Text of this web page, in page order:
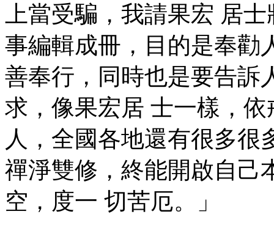
上當受騙，我請果宏 居
事編輯成冊，目的是奉勸
善奉行，同時也是要告訴
求，像果宏居 士一樣，
人，全國各地還有很多很
禪淨雙修，終能開啟自己
空，度一 切苦厄。」